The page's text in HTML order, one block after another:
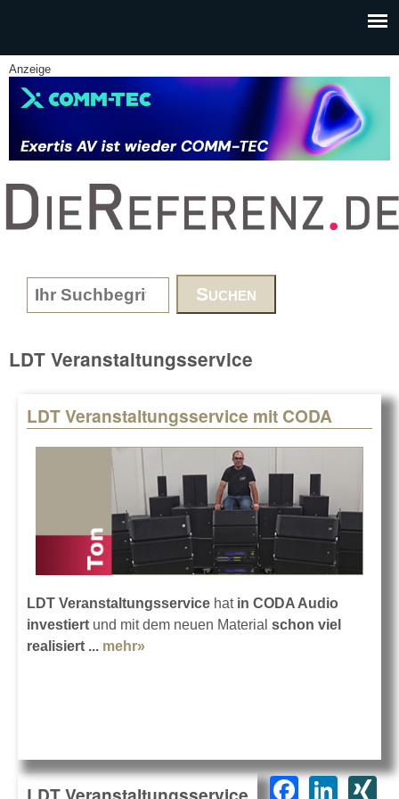
Anzeige
www.DieReferenz.de
Search form
LDT Veranstaltungsservice
LDT Veranstaltungsservice mit CODA
LDT Veranstaltungsservice hat in CODA Audio
investiert und mit dem neuen Material schon viel
realisiert ... mehr»
F
Li